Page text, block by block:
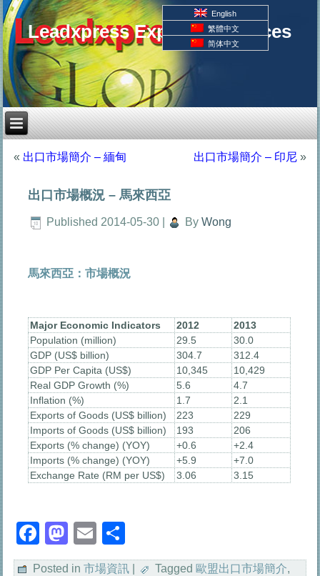
Leadxpress Export Resources
English
繁體中文
简体中文
« 出口市場簡介 – 緬甸 出口市場簡介 – 印尼»
出口市場概況 – 馬來西亞
Published 2014-05-30 By Wong
馬來西亞：市場概況
Major Economic Indicators 2012
2013
Population (million)
29.5
30.0
GDP (US$ billion)
304.7
312.4
GDP Per Capita (US$)
10,345
10,429
Real GDP Growth (%)
5.6
4.7
Inflation (%)
1.7
2.1
Exports of Goods (US$ billion)
223
229
Imports of Goods (US$ billion)
193
206
Exports (% change) (YOY)
+0.6
+2.4
Imports (% change) (YOY)
+5.9
+7.0
Exchange Rate (RM per US$)
3.06 3.15
Facebook
Mastodon
Email
享
Posted in 市場資訊 Tagged 歐盟出口市場簡介,